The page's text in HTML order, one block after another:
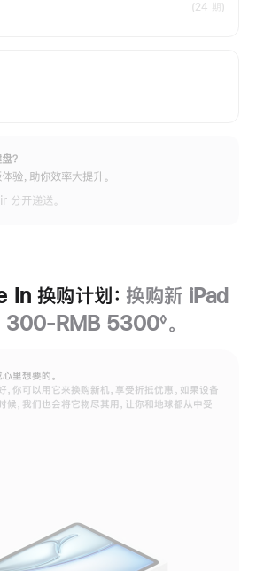
(24 期)
？
验，助你效率大提升。
开递送。
换购计划： 换购新 iPad
300-RMB 5300◊ 。
里想要的。
，你可以用它来换购新机，享受折抵优惠。如果设备
候，我们也会将它物尽其用，让你和地球都从中受